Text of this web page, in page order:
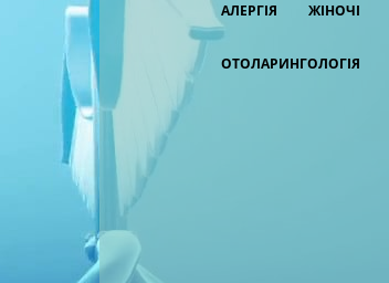
АЛЕРГІЯ ЖІНОЧІ
ОТОЛАРИНГОЛОГІЯ